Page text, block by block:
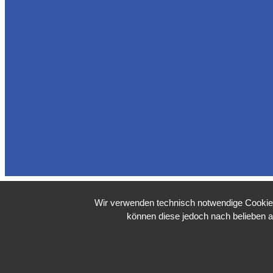
Wir verwenden technisch notwendige
können diese jedoch nach belieben